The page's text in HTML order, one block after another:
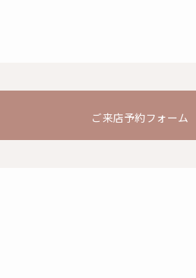
ご来店予約フォーム